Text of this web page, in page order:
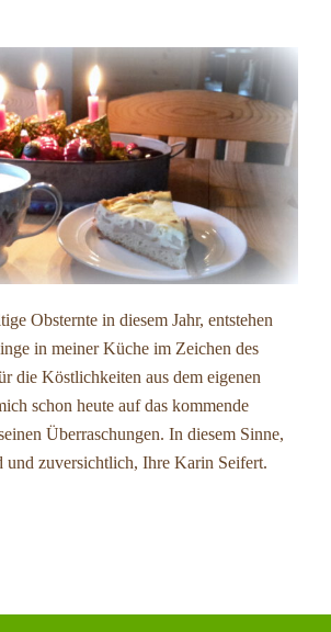
Obsternte in diesem Jahr, entstehen
in meiner Küche im Zeichen des
die Köstlichkeiten aus dem eigenen
schon heute auf das kommende
Überraschungen. In diesem Sinne,
und zuversichtlich, Ihre Karin Seifert.